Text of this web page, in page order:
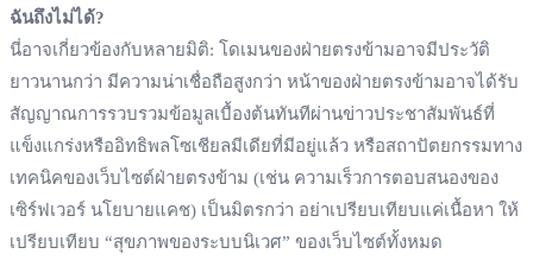
ฉันถึงไม่ได้?
นี่อาจเกี่ยวข้องกับหลายมิติ: โดเมนของฝ่ายตรงข้ามอาจมีประวัติ
ยาวนานกว่า มีความน่าเชื่อถือสูงกว่า หน้าของฝ่ายตรงข้ามอาจได้รับ
สัญญาณการรวบรวมข้อมูลเบื้องต้นทันทีผ่านข่าวประชาสัมพันธ์ที่
แข็งแกร่งหรืออิทธิพลโซเชียลมีเดียที่มีอยู่แล้ว หรือสถาปัตยกรรมทาง
เทคนิคของเว็บไซต์ฝ่ายตรงข้าม (เช่น ความเร็วการตอบสนองของ
เซิร์ฟเวอร์ นโยบายแคช) เป็นมิตรกว่า อย่าเปรียบเทียบแค่เนื้อหา ให้
เปรียบเทียบ “สุขภาพของระบบนิเวศ” ของเว็บไซต์ทั้งหมด